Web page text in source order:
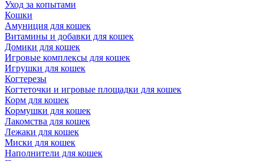
Уход за копытами
Кошки
Амуниция для кошек
Витамины и добавки для кошек
Домики для кошек
Игровые комплексы для кошек
Игрушки для кошек
Когтерезы
Когтеточки и игровые площадки для кошек
Корм для кошек
Кормушки для кошек
Лакомства для кошек
Лежаки для кошек
Миски для кошек
Наполнители для кошек